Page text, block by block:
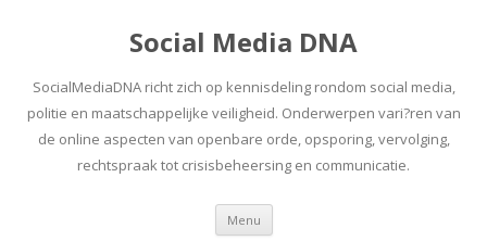
Social Media DNA
SocialMediaDNA richt zich op kennisdeling rondom social media,
politie en maatschappelijke veiligheid. Onderwerpen vari?ren van
de online aspecten van openbare orde, opsporing, vervolging,
rechtspraak tot crisisbeheersing en communicatie.
Menu Spring